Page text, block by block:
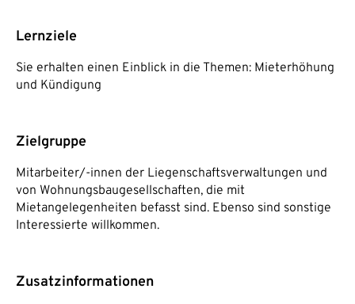
Lernziele
Sie erhalten einen Einblick in die Themen: Mieterhöhung
und Kündigung
Zielgruppe
Mitarbeiter/-innen der Liegenschaftsverwaltungen und
von Wohnungsbaugesellschaften, die mit
Mietangelegenheiten befasst sind. Ebenso sind sonstige
Interessierte willkommen.
Zusatzinformationen